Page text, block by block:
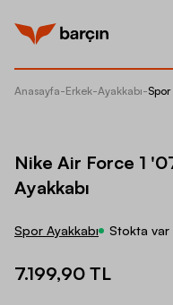
Anasayfa-Erkek-Ayakkabı-Spor
Nike Air Force 1
Ayakkabı
Spor Ayakkabı Stokta var
7.199,90 TL